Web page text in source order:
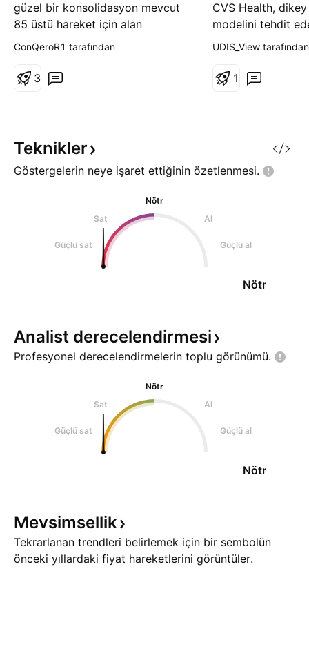
güzel bir konsolidasyon mevcut
85 üstü hareket için alan
açacaktır
ConQeroR1 tarafından
3
CVS Health,
modelini tehdit
risklerin
(PBM) iştiraki
hedef alan yasa
düzenleyici
UDIS_View tarafından
1
Teknikler
Göstergelerin neye işaret ettiğinin özetlenmesi.
Nötr
Sat
Al
Güçlü sat Güçlü al
Nötr
Analist derecelendirmesi
Profesyonel derecelendirmelerin toplu görünümü.
Nötr
Sat
Al
Güçlü sat Güçlü al
Nötr
Mevsimsellik
Tekrarlanan trendleri belirlemek için bir sembolün
önceki yıllardaki fiyat hareketlerini görüntüler.